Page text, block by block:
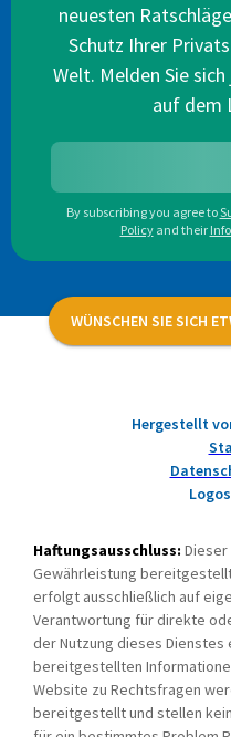
neuesten
Schutz Ihrer
Welt. Melden Sie
auf dem
By subscribing you agree to
Policy and their
WÜNSCHEN SIE SICH
Hergestellt
Haftungsausschluss:
Gewährleistung
erfolgt ausschließlich auf
Verantwortung für direkte
der Nutzung dieses Dienstes
bereitgestellten
Website zu Rechtsfragen
bereitgestellt und stellen